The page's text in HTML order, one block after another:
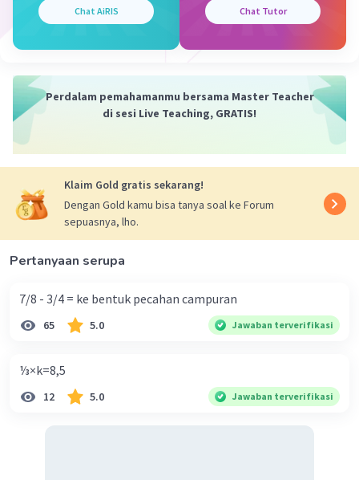
maaf hasil yang 154 itu keliling apa luasnya.
Soalnya tadi aku nyobain ngehitung jawannya itu
kalo jawaban yang benar yang a gimanaya caranya
Chat AiRIS Chat Tutor
Perdalam pemahamanmu bersama Master Teacher
di sesi Live Teaching, GRATIS!
Klaim Gold gratis sekarang!
Dengan Gold kamu bisa tanya soal ke Forum
sepuasnya, lho.
Pertanyaan serupa
7/8 - 3/4 = ke bentuk pecahan campuran
65 5.0 Jawaban terverifikasi
⅓×k=8,5
12 5.0 Jawaban terverifikasi